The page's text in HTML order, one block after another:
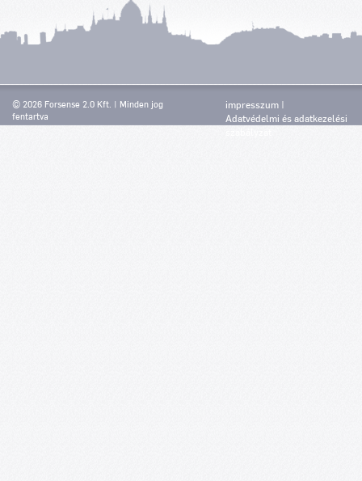
© 2026 Forsense 2.0 Kft. | Minden jog
fentartva
impresszum
Adatvédelmi és adatkezelési